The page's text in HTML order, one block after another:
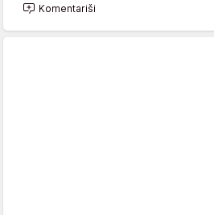
Komentariši